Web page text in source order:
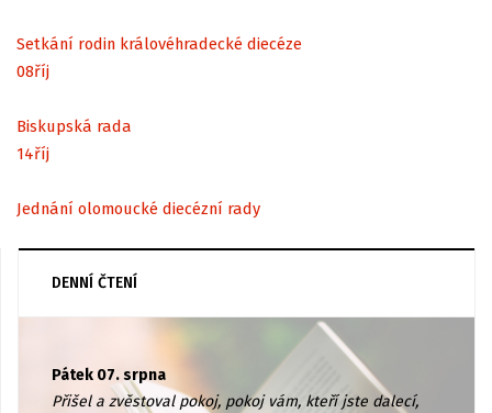
Setkání rodin královéhradecké diecéze
08říj
Biskupská rada
14říj
Jednání olomoucké diecézní rady
DENNÍ ČTENÍ
Pátek 07. srpna
Přišel a zvěstoval pokoj, pokoj vám, kteří jste dalecí,